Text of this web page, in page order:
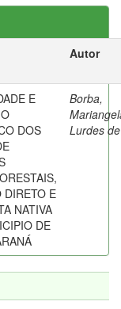
Autor
E
DOS
DIRETO E
NATIVA
DE
Borba,
Lurdes de